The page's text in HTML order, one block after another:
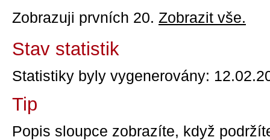
Zobrazuji prvních 20. Zobrazit vše.
Stav statistik
Statistiky byly vygenerovány:
Tip
Popis sloupce zobrazíte, když